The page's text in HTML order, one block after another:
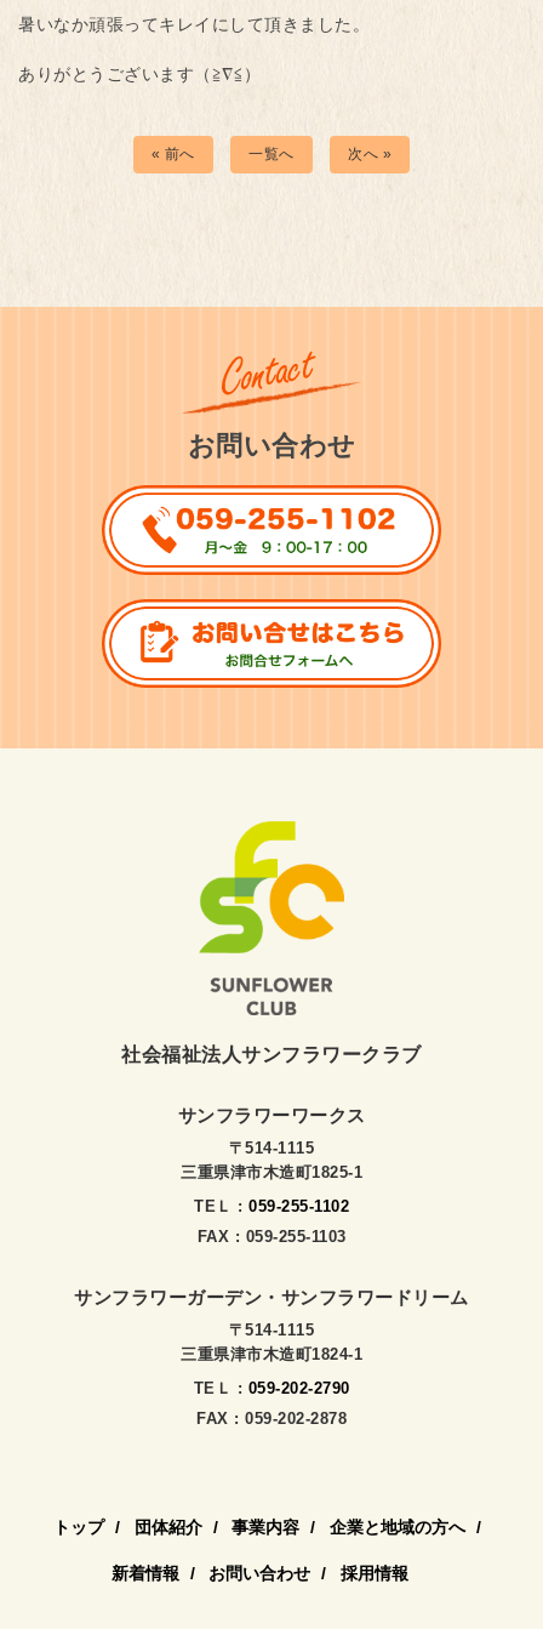
暑いなか頑張ってキレイにして頂きました。
ありがとうございます（≧∇≦）
« 前へ 一覧へ 次へ »
お問い合わせ
社会福祉法人サンフラワークラブ
サンフラワーワークス
〒514-1115
三重県津市木造町1825-1
TEＬ : 059-255-1102
FAX : 059-255-1103
サンフラワーガーデン・サンフラワードリーム
〒514-1115
三重県津市木造町1824-1
TEＬ : 059-202-2790
FAX : 059-202-2878
トップ 団体紹介 事業内容 企業と地域の方へ
新着情報 お問い合わせ 採用情報